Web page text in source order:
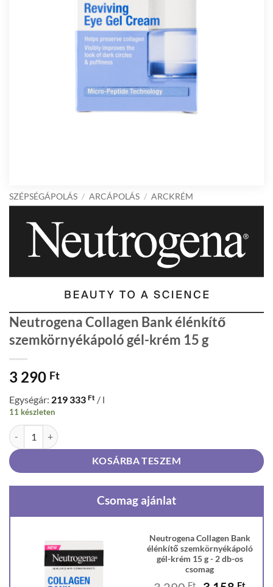
SZÉPSÉGÁPOLÁS / ARCÁPOLÁS / ARCKRÉM
Neutrogena Collagen Bank élénkítő
szemkörnyékápoló gél-krém 15 g
3 290 Ft
Egységár: 219 333 Ft / l
11 készleten
Neutrogena Collagen Bank élénkítő szemkörnyékápoló gél-krém 15 g
KOSÁRBA TESZEM
Csomag ajánlat
Neutrogena Collagen Bank
élénkítő szemkörnyékápoló
gél-krém 15 g - 2 db-os
csomag